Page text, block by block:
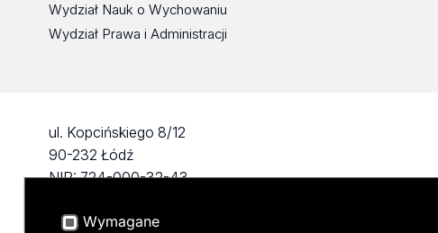
Wydział Nauk o Wychowaniu
Wydział Prawa i Administracji
ul. Kopcińskiego 8/12
90-232 Łódź
NIP: 724-000-32-43
dziekanat@wpia.uni.lodz.pl
Wymagane